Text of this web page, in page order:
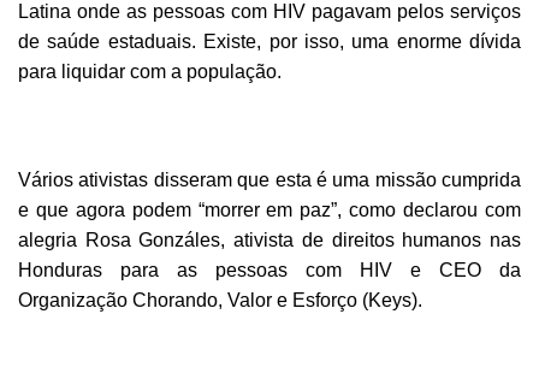
Latina onde as pessoas com HIV pagavam pelos serviços
de saúde estaduais. Existe, por isso, uma enorme dívida
para liquidar com a população.
Vários ativistas disseram que esta é uma missão cumprida
e que agora podem “morrer em paz”, como declarou com
alegria Rosa Gonzáles, ativista de direitos humanos nas
Honduras para as pessoas com HIV e CEO da
Organização Chorando, Valor e Esforço (Keys).